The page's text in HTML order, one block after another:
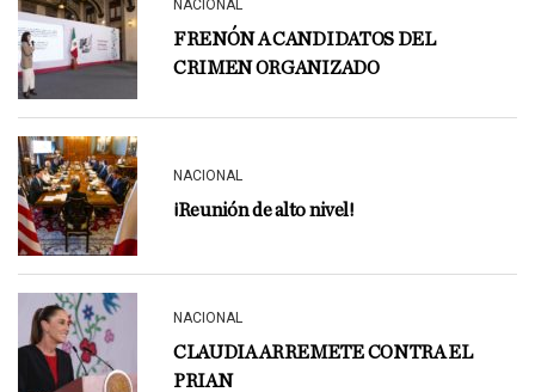
NACIONAL
FRENÓN A CANDIDATOS DEL
CRIMEN ORGANIZADO
NACIONAL
¡Reunión de alto nivel!
NACIONAL
CLAUDIA ARREMETE CONTRA EL
PRIAN